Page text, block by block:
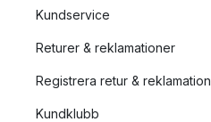
Kundservice
Returer & reklamationer
Registrera retur & reklamation
Kundklubb